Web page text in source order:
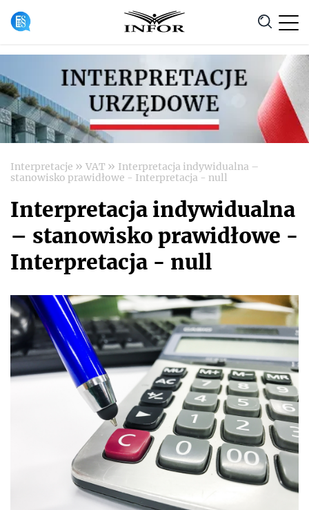
Anuluj
Interpretacje » VAT » Interpretacja indywidualna –
stanowisko prawidłowe - Interpretacja - null
Interpretacja indywidualna
– stanowisko prawidłowe -
Interpretacja - null